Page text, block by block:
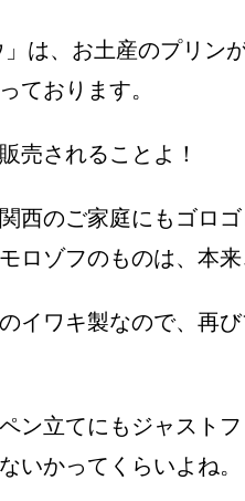
は、お土産のプリン
ております。
売されることよ！
西のご家庭にもゴロ
ロゾフのものは、本来
イワキ製なので、再
ン立てにもジャスト
いかってくらいよね。